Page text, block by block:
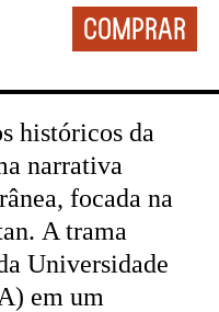
históricos da
narrativa
focada na
A trama
Universidade
em um